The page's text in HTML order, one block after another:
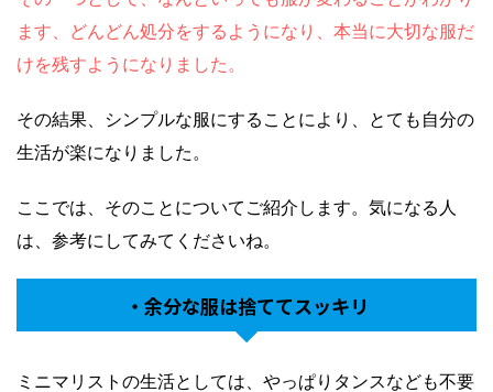
ます、どんどん処分をするようになり、本当に大切な服だ
けを残すようになりました。
その結果、シンプルな服にすることにより、とても自分の
生活が楽になりました。
ここでは、そのことについてご紹介します。気になる人
は、参考にしてみてくださいね。
・余分な服は捨ててスッキリ
ミニマリストの生活としては、やっぱりタンスなども不要